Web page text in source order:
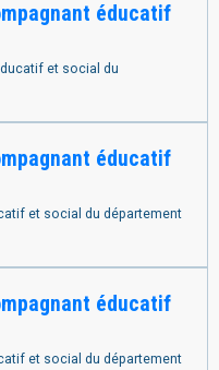
éducatif
et social du département
éducatif
département